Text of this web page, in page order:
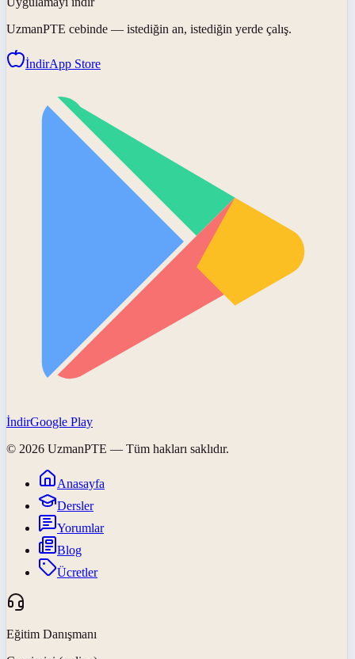
UzmanPTE cebinde — istediğin an, istediğin yerde çalış.
İndirApp Store
İndirGoogle Play
© 2026 UzmanPTE — Tüm hakları saklıdır.
Anasayfa
Dersler
Yorumlar
Blog
Ücretler
Eğitim Danışmanı